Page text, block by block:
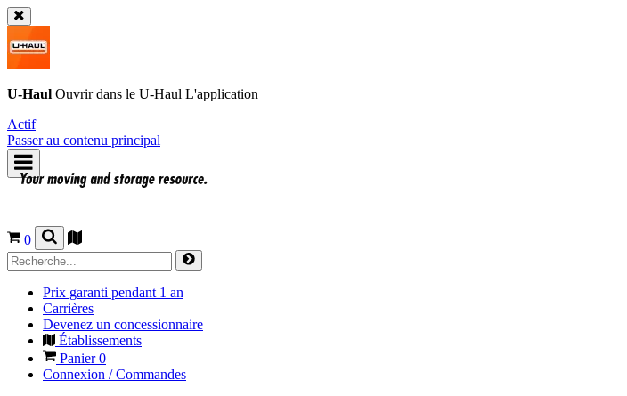
U-Haul Ouvrir dans le U-Haul L'application
Actif
Passer au contenu principal
0
Prix garanti pendant 1 an
Carrières
Devenez un concessionnaire
Établissements
Panier0
Connexion / Commandes